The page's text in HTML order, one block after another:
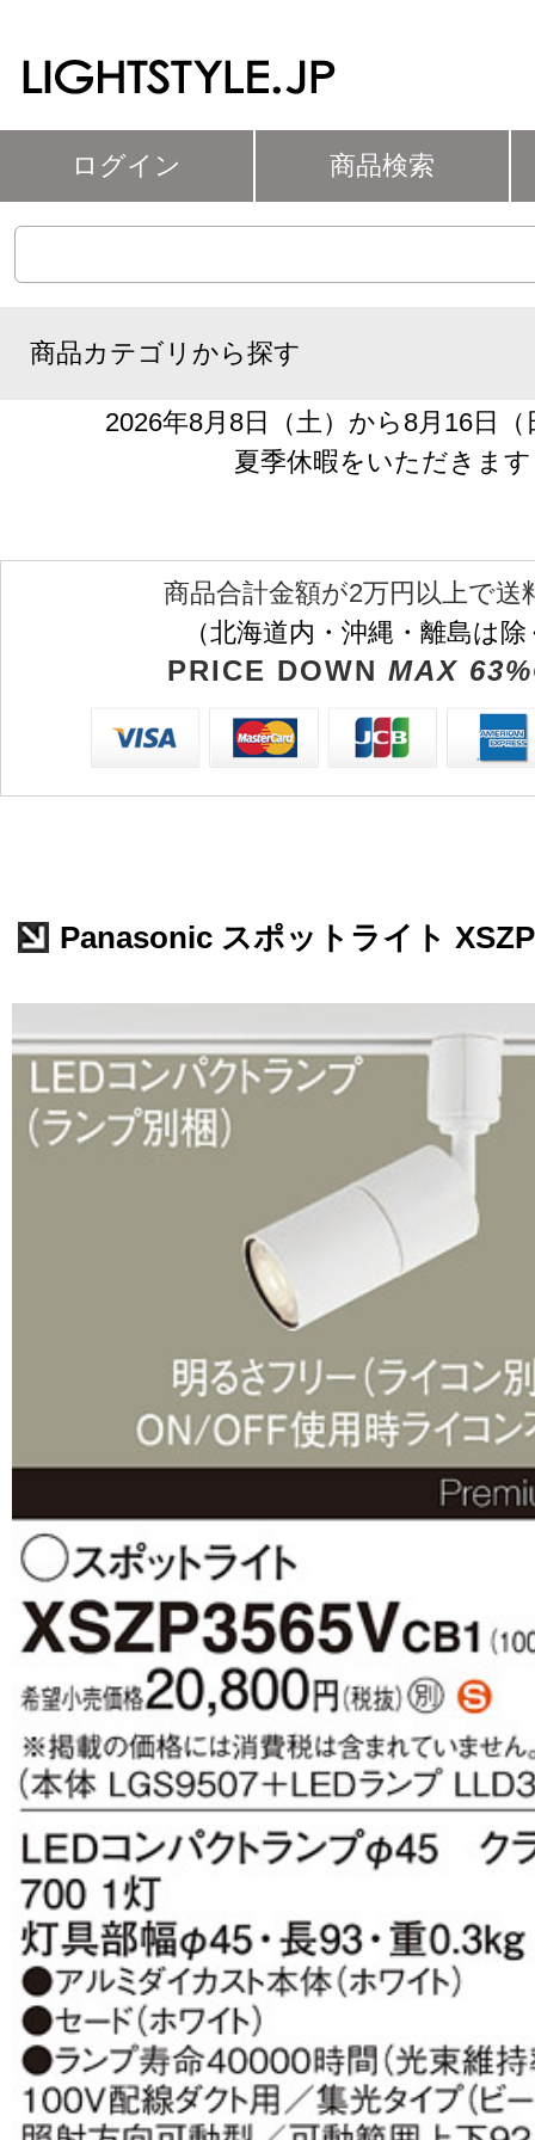
ログイン 商品検索
商品カテゴリから探す
2026年8月8日（土）から8月16日
夏季休暇をいただきます
商品合計金額が2万円以上で送
（北海道内・沖縄・離島は
PRICE DOWN MAX
Panasonic スポットライト